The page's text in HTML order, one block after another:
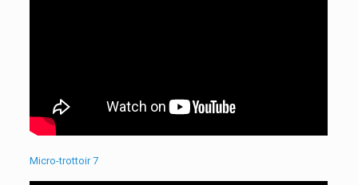
Micro-trottoir 7